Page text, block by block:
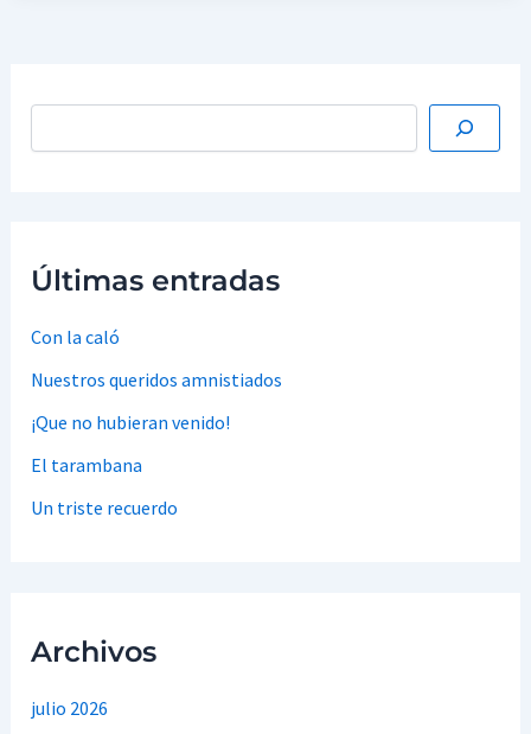
Últimas entradas
Con la caló
Nuestros queridos amnistiados
¡Que no hubieran venido!
El tarambana
Un triste recuerdo
Archivos
julio 2026